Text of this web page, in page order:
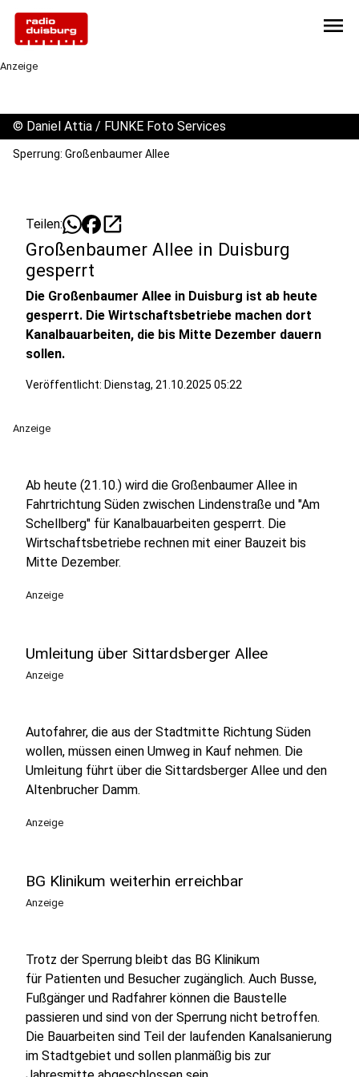
menu
Anzeige
© Daniel Attia / FUNKE Foto Services
Sperrung: Großenbaumer Allee
Teilen: open_in_new
Großenbaumer Allee in Duisburg
gesperrt
Die Großenbaumer Allee in Duisburg ist ab heute
gesperrt. Die Wirtschaftsbetriebe machen dort
Kanalbauarbeiten, die bis Mitte Dezember dauern
sollen.
Veröffentlicht: Dienstag, 21.10.2025 05:22
Anzeige
Ab heute (21.10.) wird die Großenbaumer Allee in
Fahrtrichtung Süden zwischen Lindenstraße und "Am
Schellberg" für Kanalbauarbeiten gesperrt. Die
Wirtschaftsbetriebe rechnen mit einer Bauzeit bis
Mitte Dezember.
Anzeige
Umleitung über Sittardsberger Allee
Anzeige
Autofahrer, die aus der Stadtmitte Richtung Süden
wollen, müssen einen Umweg in Kauf nehmen. Die
Umleitung führt über die Sittardsberger Allee und den
Altenbrucher Damm.
Anzeige
BG Klinikum weiterhin erreichbar
Anzeige
Trotz der Sperrung bleibt das BG Klinikum
für Patienten und Besucher zugänglich. Auch Busse,
Fußgänger und Radfahrer können die Baustelle
passieren und sind von der Sperrung nicht betroffen.
Die Bauarbeiten sind Teil der laufenden Kanalsanierung
im Stadtgebiet und sollen planmäßig bis zur